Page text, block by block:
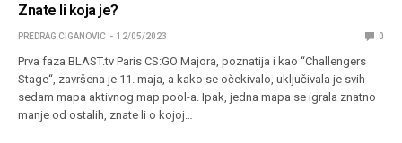
Znate li koja je?
PREDRAG CIGANOVIC 12/05/2023 0
Prva faza BLAST.tv Paris CS:GO Majora, poznatija i kao “Challengers
Stage“, završena je 11. maja, a kako se očekivalo, uključivala je svih
sedam mapa aktivnog map pool-a. Ipak, jedna mapa se igrala znatno
manje od ostalih, znate li o kojoj…